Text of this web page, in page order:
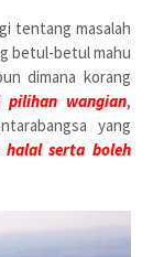
tentang masalah
betul-betul mahu
dimana korang
pilihan wangian,
yang
halal serta boleh